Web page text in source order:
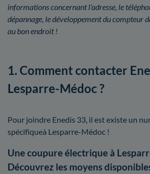
informations concernant l'adresse, le
dépannage, le développement du compteur
au bon endroit !
1. Comment contacter
Lesparre-Médoc ?
Pour joindre Enedis 33, il est existe un
spécifiqueà Lesparre-Médoc !
Une coupure électrique à
Découvrez les moyens